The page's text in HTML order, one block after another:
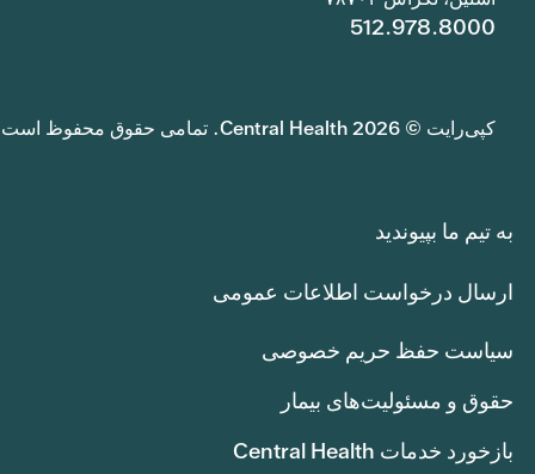
512.978.8000
کپی‌رایت © 2026 Central Health. تمامی حقوق محفوظ است.
به تیم ما بپیوندید
ارسال درخواست اطلاعات عمومی
سیاست حفظ حریم خصوصی
حقوق و مسئولیت‌های بیمار
بازخورد خدمات Central Health